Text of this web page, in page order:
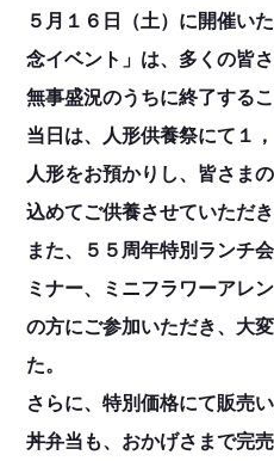
５月１６日（土）に開催い
念イベント」は、多くの皆
無事盛況のうちに終了する
当日は、人形供養祭にて１
人形をお預かりし、皆さま
込めてご供養させていただき
また、５５周年特別ランチ
ミナー、ミニフラワーアレ
の方にご参加いただき、大
た。
さらに、特別価格にて販売
丼弁当も、おかげさまで完売